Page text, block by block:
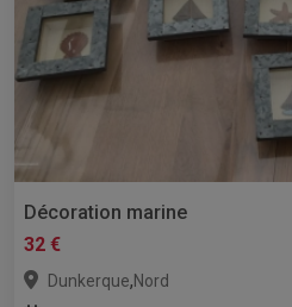
Décoration marine
32 €
Dunkerque,Nord